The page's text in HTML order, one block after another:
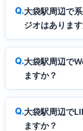
大袋駅周辺で
ジオはあります
大袋駅周辺で
ますか？
大袋駅周辺で
ますか？